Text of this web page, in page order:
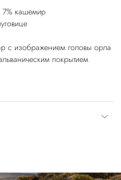
7% кашемир
с изображением головы орла
покрытием